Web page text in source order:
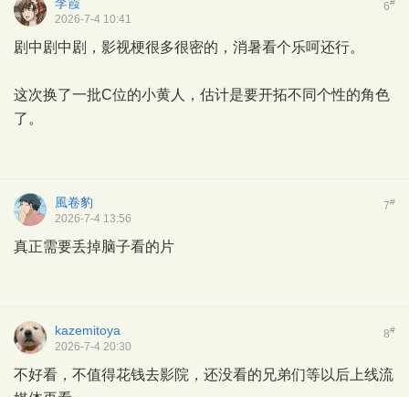
6#
李霞
2026-7-4 10:41
剧中剧中剧，影视梗很多很密的，消暑看个乐呵还行。
这次换了一批C位的小黄人，估计是要开拓不同个性的角色
了。
7#
風卷豹
2026-7-4 13:56
真正需要丢掉脑子看的片
8#
kazemitoya
2026-7-4 20:30
不好看，不值得花钱去影院，还没看的兄弟们等以后上线流